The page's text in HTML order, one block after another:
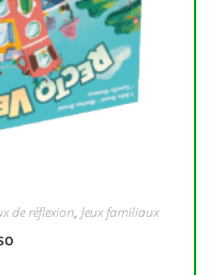
de réflexion, Jeux familiaux